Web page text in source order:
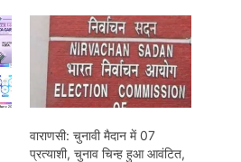
वाराणसी: चुनावी मैदान में 07
प्रत्याशी, चुनाव चिन्ह हुआ आवंटित,